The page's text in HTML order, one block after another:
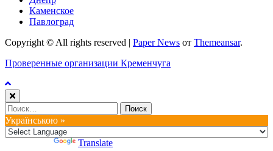
Каменское
Павлоград
Copyright © All rights reserved | Paper News от Themeansar.
Проверенные организации Кременчуга
Найти:
Українською »
Translate